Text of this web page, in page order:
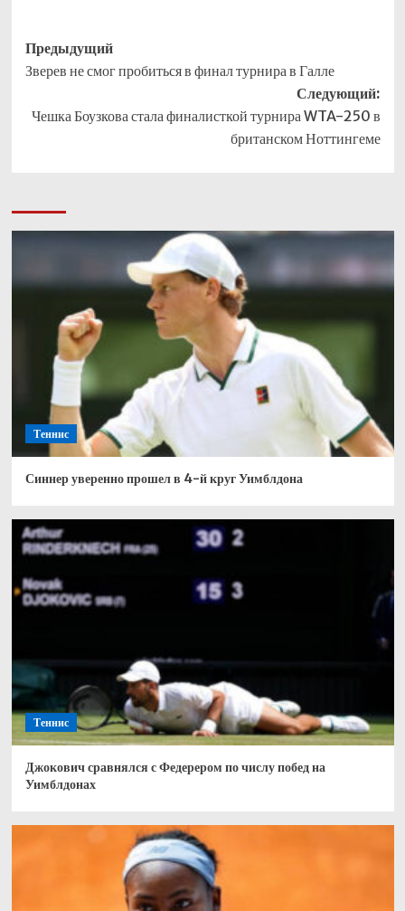
Навигация
записи
Предыдущий
Зверев не смог пробиться в финал турнира в Галле
Следующий:
Чешка Боузкова стала финалисткой турнира WTA-250 в
британском Ноттингеме
Теннис
Синнер уверенно прошел в 4-й круг Уимблдона
Теннис
Джокович сравнялся с Федерером по числу побед на
Уимблдонах